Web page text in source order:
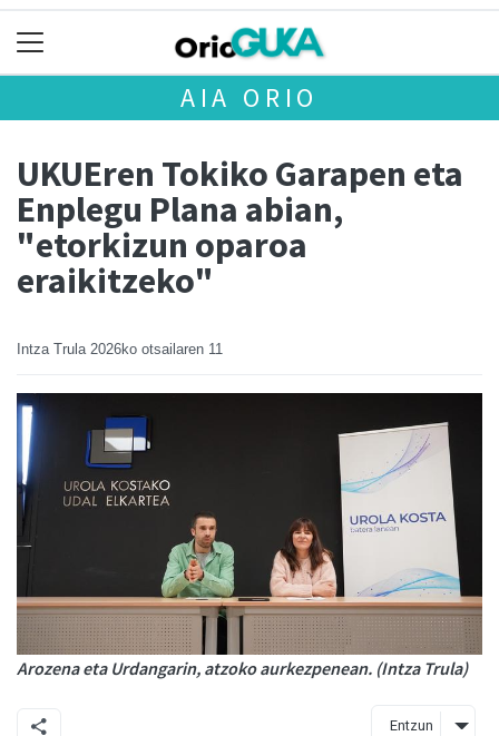
AIA ORIO
UKUEren Tokiko Garapen eta
Enplegu Plana abian,
"etorkizun oparoa
eraikitzeko"
Intza Trula 2026ko otsailaren 11
Arozena eta Urdangarin, atzoko aurkezpenean. (Intza Trula)
Entzun